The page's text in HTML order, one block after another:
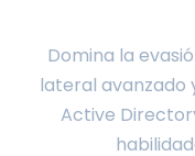
Domina la
lateral avanzado
Active